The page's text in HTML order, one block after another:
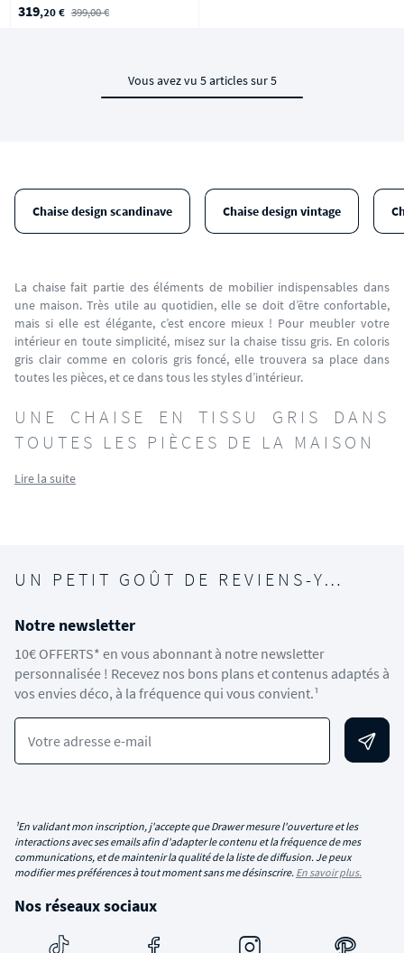
319,20 € 399,00 €
Vous avez vu 5 articles sur 5
Chaise design scandinave Chaise design vintage
La chaise fait partie des éléments de mobilier indispensables dans
une maison. Très utile au quotidien, elle se doit d’être confortable,
mais si elle est élégante, c’est encore mieux ! Pour meubler votre
intérieur en toute simplicité, misez sur la chaise tissu gris. En coloris
gris clair comme en coloris gris foncé, elle trouvera sa place dans
toutes les pièces, et ce dans tous les styles d’intérieur.
UNE CHAISE EN TISSU GRIS DANS
TOUTES LES PIÈCES DE LA MAISON
Lire la suite
UN PETIT GOÛT DE REVIENS-Y…
Notre newsletter
10€ OFFERTS* en vous abonnant à notre newsletter
personnalisée ! Recevez nos bons plans et contenus adaptés à
vos envies déco, à la fréquence qui vous convient.¹
Votre adresse e-mail
¹En validant mon inscription, j'accepte que Drawer mesure l'ouverture et les
interactions avec ses emails afin d'adapter le contenu et la fréquence de mes
communications, et de maintenir la qualité de la liste de diffusion. Je peux
modifier mes préférences à tout moment sans me désinscrire. En savoir plus.
Nos réseaux sociaux